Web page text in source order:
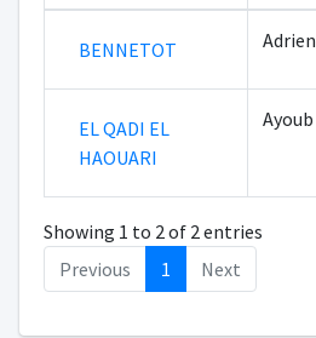
BENNETOT Adrien
EL QADI EL
HAOUARI
Ayoub
Showing 1 to 2 of 2 entries
Previous
1 Next